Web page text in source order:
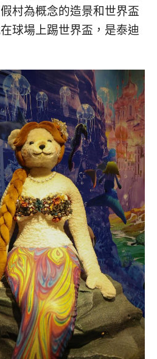
村為概念的造景和世界盃
球場上踢世界盃，是泰迪